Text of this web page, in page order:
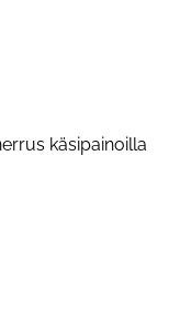
käsipainoilla